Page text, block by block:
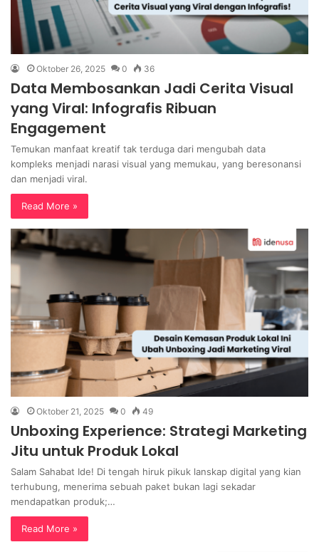
Oktober 26, 2025 0 36
Data Membosankan Jadi Cerita Visual
yang Viral: Infografis Ribuan
Engagement
Temukan manfaat kreatif tak terduga dari mengubah data
kompleks menjadi narasi visual yang memukau, yang beresonansi
dan menjadi viral.
Read More »
Oktober 21, 2025 0 49
Unboxing Experience: Strategi Marketing
Jitu untuk Produk Lokal
Salam Sahabat Ide! Di tengah hiruk pikuk lanskap digital yang kian
terhubung, menerima sebuah paket bukan lagi sekadar
mendapatkan produk;…
Read More »